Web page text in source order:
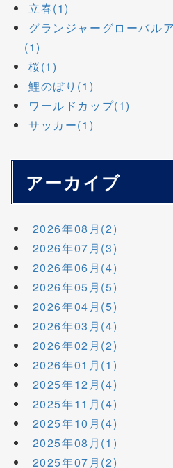
立春(1)
グランジャーグローバル
(1)
桜(1)
鯉のぼり(1)
ワールドカップ(1)
サッカー(1)
アーカイブ
2026年08月(2)
2026年07月(3)
2026年06月(4)
2026年05月(5)
2026年04月(5)
2026年03月(4)
2026年02月(2)
2026年01月(1)
2025年12月(4)
2025年11月(4)
2025年10月(4)
2025年08月(1)
2025年07月(2)